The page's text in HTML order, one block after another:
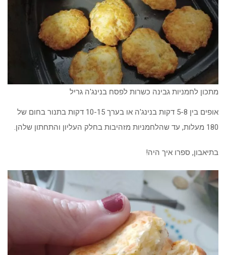
מתכון לחמניות גבינה כשרות לפסח בנינג'ה גריל
אופים בין 5-8 דקות בנינג'ה או בערך 10-15 דקות בתנור בחום של
180 מעלות, עד שהלחמניות מזהיבות בחלק העליון והתחתון שלהן.
בתיאבון, ספרו איך היה!